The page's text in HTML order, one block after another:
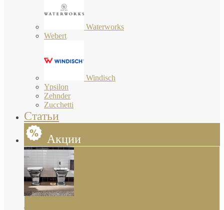
Waterworks
Webert
Windisch
Ypsilon
Zehnder
Zucchetti
Статьи
Акции
Butterfly Scarabeo КОМПЛЕКТ санфаянса